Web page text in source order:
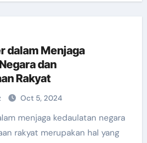
dalam Menjaga
dan
Rakyat
Oct 5, 2024
rakyat merupakan hal yang